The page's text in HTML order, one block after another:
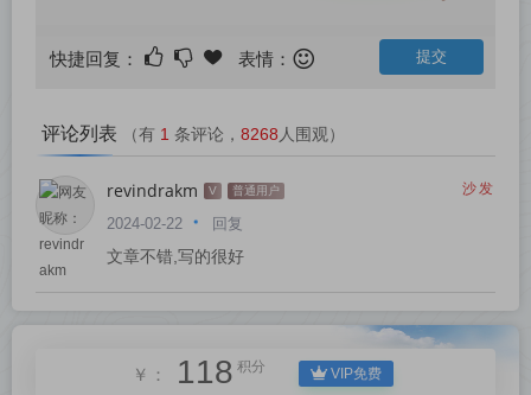
快捷回复： 表情：
评论列表 （有 1 条评论， 8268 人围观）
revindrakm V 普通用户 沙发
2024-02-22 回复
文章不错,写的很好
￥： 118 积分 VIP免费